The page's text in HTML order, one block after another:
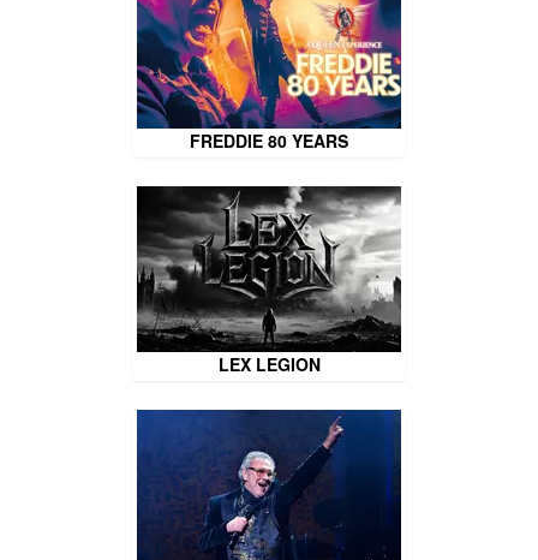
FREDDIE 80 YEARS
LEX LEGION